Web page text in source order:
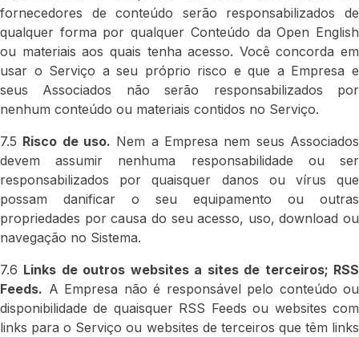
fornecedores de conteúdo serão responsabilizados de
qualquer forma por qualquer Conteúdo da Open English
ou materiais aos quais tenha acesso. Você concorda em
usar o Serviço a seu próprio risco e que a Empresa e
seus Associados não serão responsabilizados por
nenhum conteúdo ou materiais contidos no Serviço.
7.5 Risco de uso. Nem a Empresa nem seus Associados
devem assumir nenhuma responsabilidade ou ser
responsabilizados por quaisquer danos ou vírus que
possam danificar o seu equipamento ou outras
propriedades por causa do seu acesso, uso, download ou
navegação no Sistema.
7.6 Links de outros websites a sites de terceiros; RSS
Feeds. A Empresa não é responsável pelo conteúdo ou
disponibilidade de quaisquer RSS Feeds ou websites com
links para o Serviço ou websites de terceiros que têm links